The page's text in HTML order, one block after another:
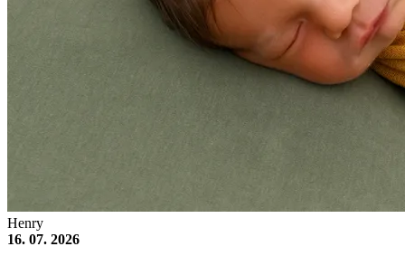
Henry
16. 07. 2026